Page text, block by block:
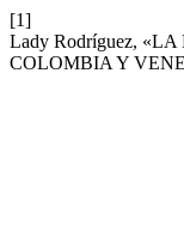
[1]
Lady Rodríguez,
COLOMBIA Y